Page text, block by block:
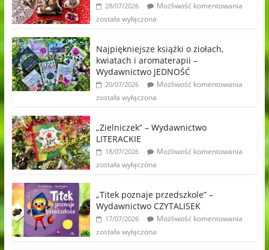
28/07/2026
Możliwość komentowania
została wyłączona
Najpiękniejsze książki o ziołach,
kwiatach i aromaterapii –
Wydawnictwo JEDNOŚĆ
20/07/2026
Możliwość komentowania
została wyłączona
„Zielniczek” – Wydawnictwo
LITERACKIE
18/07/2026
Możliwość komentowania
została wyłączona
„Titek poznaje przedszkole” –
Wydawnictwo CZYTALISEK
17/07/2026
Możliwość komentowania
została wyłączona